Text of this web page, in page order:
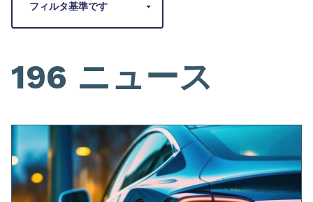
フィルタ基準です
196 ニュース